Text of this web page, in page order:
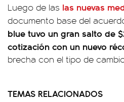
Luego de las las nuevas
documento base del
blue tuvo un gran salto de
cotización con un nuevo
brecha con el tipo de
TEMAS RELACIONADOS